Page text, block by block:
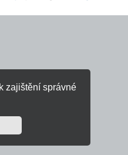
zajištění správné